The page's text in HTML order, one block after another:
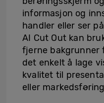
informasjon og
handler eller ser
AI Cut Out kan
fjerne bakgrunner
det enkelt å lage
kvalitet til
eller